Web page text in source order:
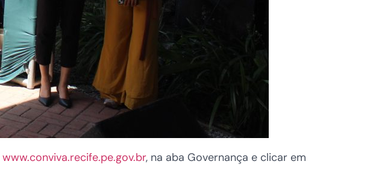
www.conviva.recife.pe.gov.br, na aba Governança e clicar em